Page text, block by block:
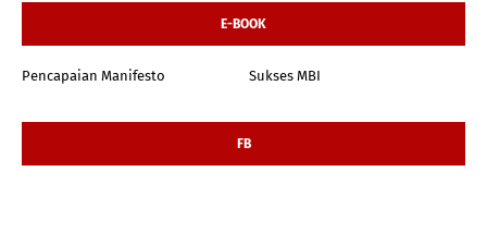
E-BOOK
Pencapaian Manifesto Sukses MBI
FB